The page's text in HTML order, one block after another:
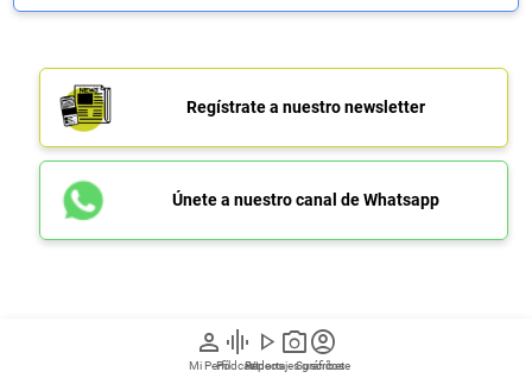
person
Mi Perfil
graphic_eq
Pódcast
play_arrow
Videos
photo_camera
Reportajes gráficos
account_circle
Suscríbete
Regístrate a nuestro newsletter
Únete a nuestro canal de Whatsapp
Así fue el operativo para